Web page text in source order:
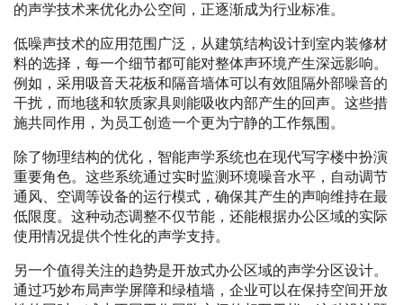
的声学技术来优化办公空间，正逐渐成为行业标准。
低噪声技术的应用范围广泛，从建筑结构设计到室内装修材
料的选择，每一个细节都可能对整体声环境产生深远影响。
例如，采用吸音天花板和隔音墙体可以有效阻隔外部噪音的
干扰，而地毯和软质家具则能吸收内部产生的回声。这些措
施共同作用，为员工创造一个更为宁静的工作氛围。
除了物理结构的优化，智能声学系统也在现代写字楼中扮演
重要角色。这些系统通过实时监测环境噪音水平，自动调节
通风、空调等设备的运行模式，确保其产生的声响维持在最
低限度。这种动态调整不仅节能，还能根据办公区域的实际
使用情况提供个性化的声学支持。
另一个值得关注的趋势是开放式办公区域的声学分区设计。
通过巧妙布局声学屏障和绿植墙，企业可以在保持空间开放